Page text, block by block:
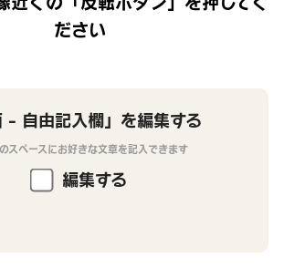
ださい
- 自由記入欄」を編集する
スペースにお好きな文章を記入できます
編集する